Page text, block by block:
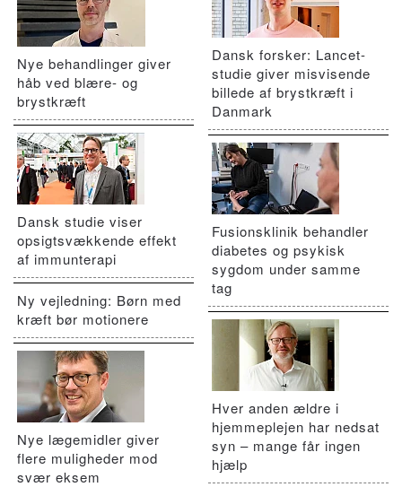
Nye behandlinger giver
håb ved blære- og
brystkræft
Dansk studie viser
opsigtsvækkende effekt
af immunterapi
Ny vejledning: Børn med
kræft bør motionere
Nye lægemidler giver
flere muligheder mod
svær eksem
Dansk forsker: Lancet-
studie giver misvisende
billede af brystkræft i
Danmark
Fusionsklinik behandler
diabetes og psykisk
sygdom under samme
tag
Hver anden ældre i
hjemmeplejen har nedsat
syn – mange får ingen
hjælp